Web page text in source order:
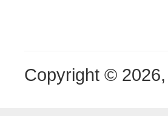
Copyright ©